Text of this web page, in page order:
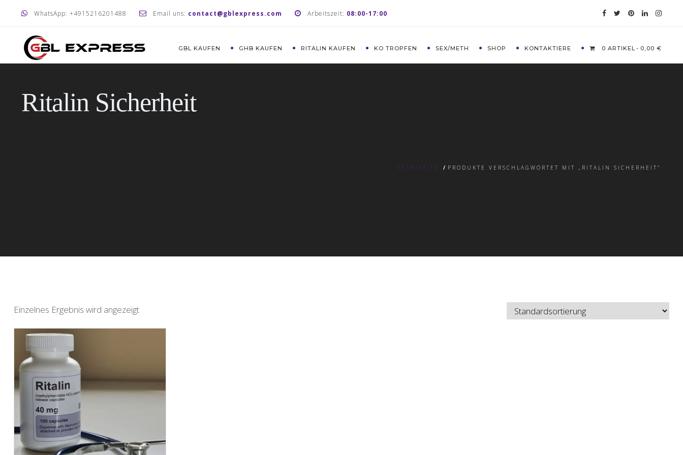
WhatsApp: +4915216201488 Email uns: contact@gblexpress.com Arbeitszeit: 08:00-17:00
GBL KAUFEN GHB KAUFEN RITALIN KAUFEN KO TROPFEN SEX/METH SHOP KONTAKTIERE 0 ARTIKEL 0,00 €
Ritalin Sicherheit
STARTSEITE / PRODUKTE VERSCHLAGWORTET MIT „RITALIN SICHERHEIT“
Einzelnes Ergebnis wird angezeigt